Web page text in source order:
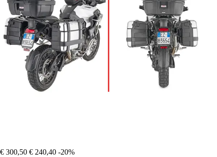
€ 300,50 € 240,40 -20%